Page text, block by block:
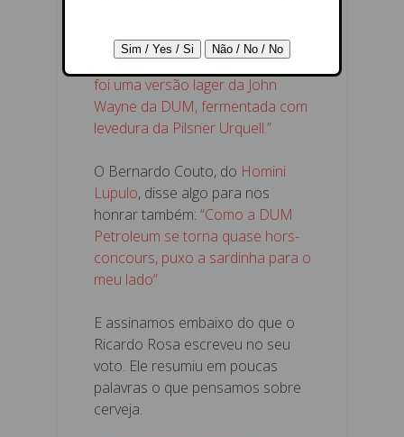
Kubiš, veja o comentário doAndré
Junqueira:“DUM Jan Kubiš. Essa
foi uma versão lager da John
Wayne da DUM, fermentada com
levedura da Pilsner Urquell.”
O Bernardo Couto, do Homini
Lupulo, disse algo para nos
honrar também: “Como a DUM
Petroleum se torna quase hors-
concours, puxo a sardinha para o
meu lado”
E assinamos embaixo do que o
Ricardo Rosa escreveu no seu
voto. Ele resumiu em poucas
palavras o que pensamos sobre
cerveja.